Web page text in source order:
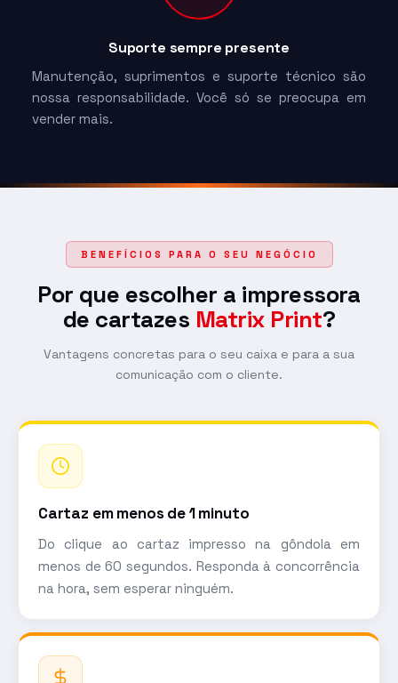
Suporte sempre presente
Manutenção, suprimentos e suporte técnico são
nossa responsabilidade. Você só se preocupa em
vender mais.
BENEFÍCIOS PARA O SEU NEGÓCIO
Por que escolher a impressora
de cartazes Matrix Print?
Vantagens concretas para o seu caixa e para a sua
comunicação com o cliente.
Cartaz em menos de 1 minuto
Do clique ao cartaz impresso na gôndola em
menos de 60 segundos. Responda à concorrência
na hora, sem esperar ninguém.